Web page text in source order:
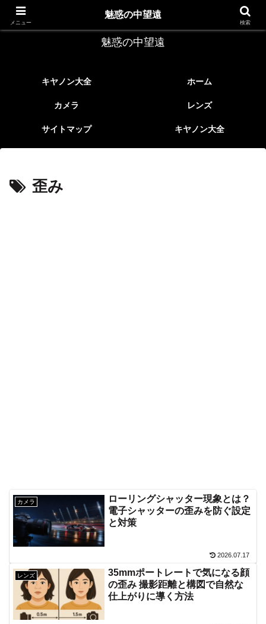
レトロなEFレンズ
魅惑の中望遠
キヤノン大全 ホーム
カメラ レンズ
サイトマップ キヤノン大全
歪み
カメラ
ローリングシャッター現象とは？
電子シャッターの歪みを防ぐ設定
と対策
2026.07.17
レンズ
35mmポートレートで気になる顔
の歪み 撮影距離と構図で自然な
仕上がりに導く方法
メニュー
魅惑の中望遠
検索